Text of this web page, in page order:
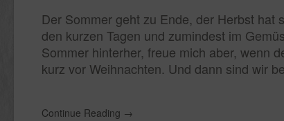
Der Sommer geht zu Ende, der Herbst hat
den kurzen Tagen und zumindest im
Sommer hinterher, freue mich aber, wenn
kurz vor Weihnachten. Und dann sind wir
Continue Reading →